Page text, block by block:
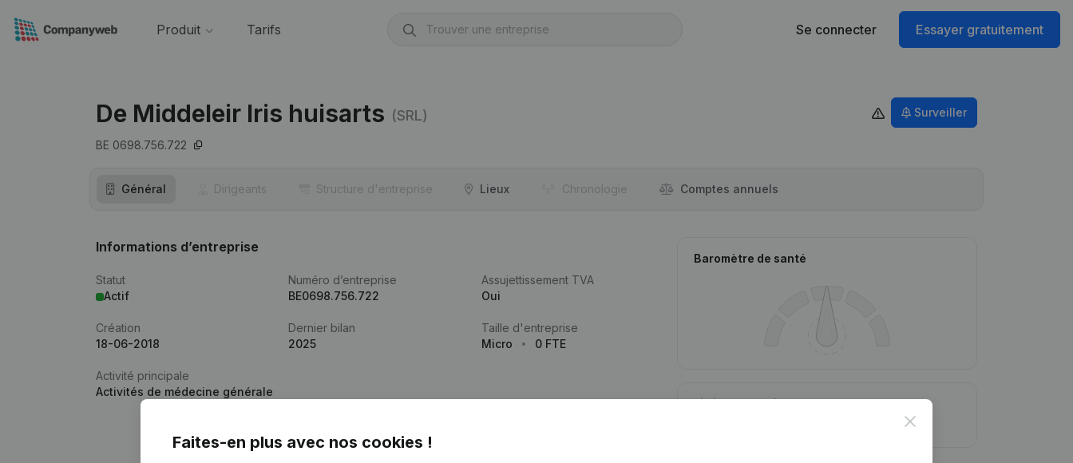
Produit Tarifs Se connecter Essayer gratuitement
De Middeleir Iris huisarts (SRL)
BE 0698.756.722
Surveiller
Général Dirigeants Structure d'entreprise Lieux Chronologie Comptes annuels
Informations d’entreprise
Statut
Actif
Numéro d’entreprise
BE0698.756.722
Assujettissement TVA
Oui
Création
18-06-2018
Dernier bilan
2025
Taille d'entreprise
Micro
0 FTE
Activité principale
Activités de médecine générale
Baromètre de santé
Limite de crédit
Close
Faites-en plus avec nos cookies !